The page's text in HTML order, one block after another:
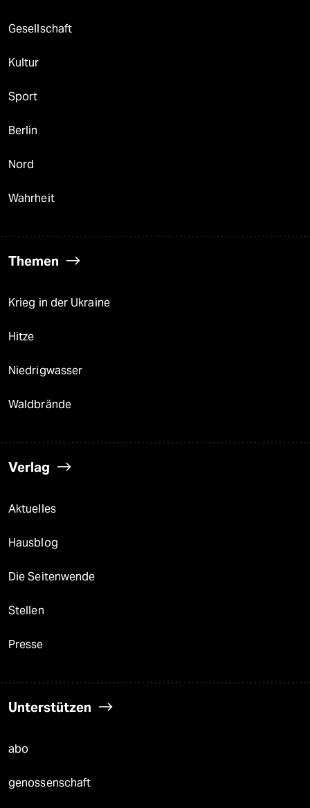
Gesellschaft
Kultur
Sport
Berlin
Nord
Wahrheit
Themen
Krieg in der Ukraine
Hitze
Niedrigwasser
Waldbrände
Verlag
Aktuelles
Hausblog
Die Seitenwende
Stellen
Presse
Unterstützen
abo
genossenschaft